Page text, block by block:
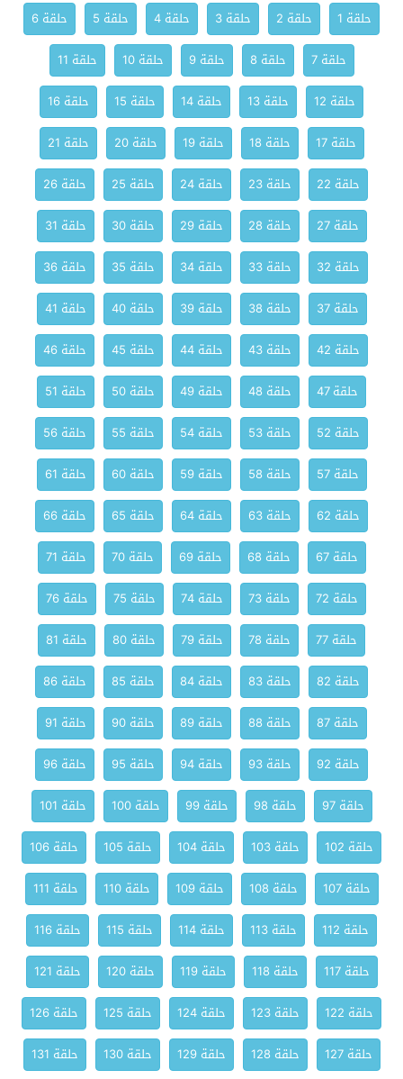
حلقة 1 حلقة 2 حلقة 3 حلقة 4 حلقة 5
حلقة 6
حلقة 7
حلقة 8 حلقة 9 حلقة 10
حلقة 11
حلقة 12
حلقة 13 حلقة 14 حلقة 15
حلقة 16
حلقة 17
حلقة 18 حلقة 19 حلقة 20
حلقة 21
حلقة 22
حلقة 23 حلقة 24 حلقة 25
حلقة 26
حلقة 27
حلقة 28 حلقة 29 حلقة 30
حلقة 31
حلقة 32
حلقة 33 حلقة 34 حلقة 35
حلقة 36
حلقة 37
حلقة 38 حلقة 39 حلقة 40
حلقة 41
حلقة 42
حلقة 43 حلقة 44 حلقة 45
حلقة 46
حلقة 47
حلقة 48 حلقة 49 حلقة 50
حلقة 51
حلقة 52
حلقة 53 حلقة 54 حلقة 55
حلقة 56
حلقة 57
حلقة 58 حلقة 59 حلقة 60
حلقة 61
حلقة 62
حلقة 63 حلقة 64 حلقة 65
حلقة 66
حلقة 67
حلقة 68 حلقة 69 حلقة 70
حلقة 71
حلقة 72
حلقة 73 حلقة 74 حلقة 75
حلقة 76
حلقة 77
حلقة 78 حلقة 79 حلقة 80
حلقة 81
حلقة 82
حلقة 83 حلقة 84 حلقة 85
حلقة 86
حلقة 87
حلقة 88 حلقة 89 حلقة 90
حلقة 91
حلقة 92
حلقة 93 حلقة 94 حلقة 95
حلقة 96
حلقة 97
حلقة 98 حلقة 99 حلقة 100
حلقة 101
حلقة 102
حلقة 103 حلقة 104 حلقة 105
حلقة 106
حلقة 107
حلقة 108 حلقة 109 حلقة 110
حلقة 111
حلقة 112
حلقة 113 حلقة 114 حلقة 115
حلقة 116
حلقة 117
حلقة 118 حلقة 119 حلقة 120
حلقة 121
حلقة 122
حلقة 123 حلقة 124 حلقة 125
حلقة 126
حلقة 127
حلقة 128 حلقة 129 حلقة 130 حلقة 131